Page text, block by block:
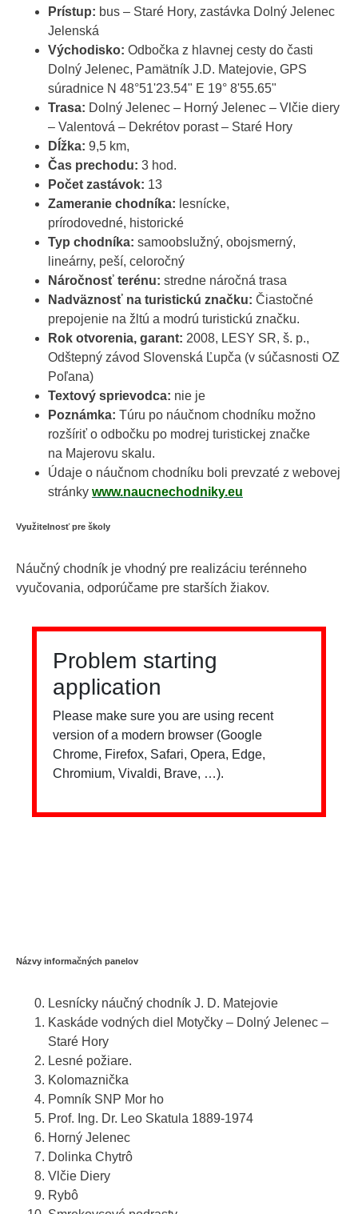
Prístup: bus – Staré Hory, zastávka Dolný Jelenec
Jelenská
Východisko: Odbočka z hlavnej cesty do časti
Dolný Jelenec, Pamätník J.D. Matejovie, GPS
súradnice N 48°51'23.54" E 19° 8'55.65"
Trasa: Dolný Jelenec – Horný Jelenec – Vlčie diery
– Valentová – Dekrétov porast – Staré Hory
Dĺžka: 9,5 km,
Čas prechodu: 3 hod.
Počet zastávok: 13
Zameranie chodníka: lesnícke,
prírodovedné, historické
Typ chodníka: samoobslužný, obojsmerný,
lineárny, peší, celoročný
Náročnosť terénu: stredne náročná trasa
Nadväznosť na turistickú značku: Čiastočné
prepojenie na žltú a modrú turistickú značku.
Rok otvorenia, garant: 2008, LESY SR, š. p.,
Odštepný závod Slovenská Ľupča (v súčasnosti OZ
Poľana)
Textový sprievodca: nie je
Poznámka: Túru po náučnom chodníku možno
rozšíriť o odbočku po modrej turistickej značke
na Majerovu skalu.
Údaje o náučnom chodníku boli prevzaté z webovej
stránky www.naucnechodniky.eu
Využitelnosť pre školy
Náučný chodník je vhodný pre realizáciu terénneho
vyučovania, odporúčame pre starších žiakov.
Názvy informačných panelov
Lesnícky náučný chodník J. D. Matejovie
Kaskáde vodných diel Motyčky – Dolný Jelenec –
Staré Hory
Lesné požiare.
Kolomaznička
Pomník SNP Mor ho
Prof. Ing. Dr. Leo Skatula 1889-1974
Horný Jelenec
Dolinka Chytrô
Vlčie Diery
Rybô